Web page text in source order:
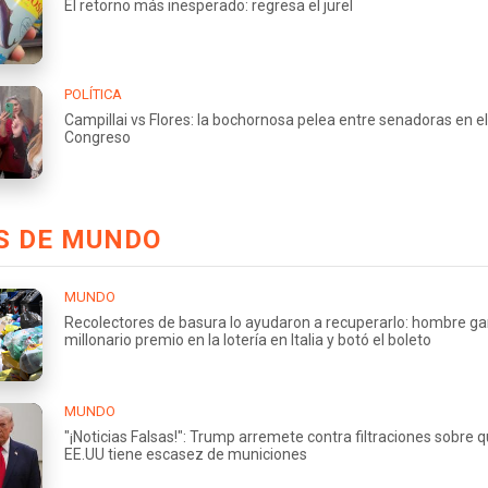
El retorno más inesperado: regresa el jurel
POLÍTICA
Campillai vs Flores: la bochornosa pelea entre senadoras en el
Congreso
DE MUNDO
MUNDO
Recolectores de basura lo ayudaron a recuperarlo: hombre
millonario premio en la lotería en Italia y botó el boleto
MUNDO
"¡Noticias Falsas!": Trump arremete contra filtraciones sobre
EE.UU tiene escasez de municiones